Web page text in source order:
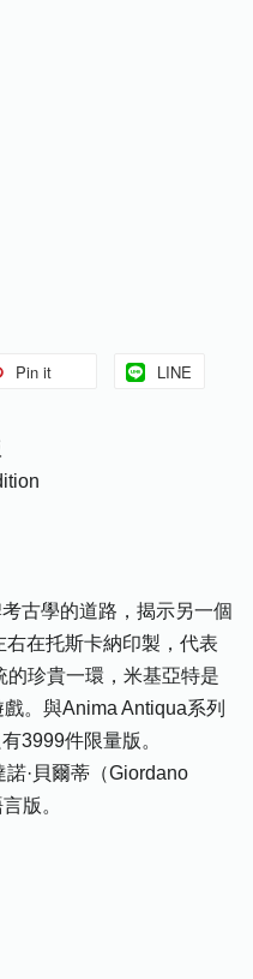
Pin it LINE
古學的道路，揭示另一個
在托斯卡納印製，代表
珍貴一環，米基亞特是
。與Anima Antiqua系列
3999件限量版。
·貝爾蒂（Giordano
版。